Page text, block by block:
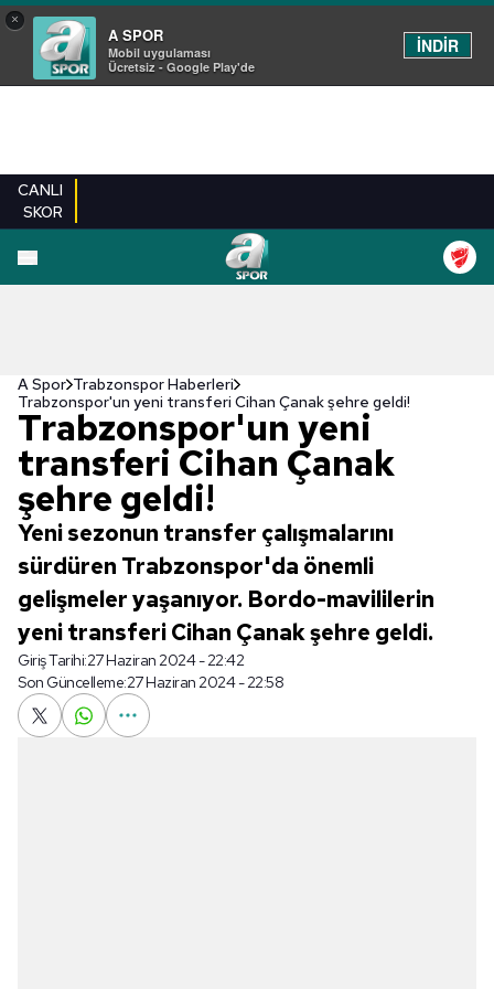
×
A SPOR
Mobil uygulaması
Ücretsiz - Google Play'de
İNDİR
CANLI
SKOR
A Spor Trabzonspor Haberleri
Trabzonspor'un yeni transferi Cihan Çanak şehre geldi!
Trabzonspor'un yeni
transferi Cihan Çanak
şehre geldi!
Yeni sezonun transfer çalışmalarını
sürdüren Trabzonspor'da önemli
gelişmeler yaşanıyor. Bordo-mavililerin
yeni transferi Cihan Çanak şehre geldi.
Giriş Tarihi:27 Haziran 2024 - 22:42
Son Güncelleme:27 Haziran 2024 - 22:58